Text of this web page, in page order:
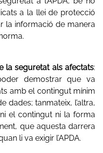
a la llei de protecció
la informació de manera
la seguretat als afectats:
demostrar que va
amb el contingut mínim
dades; tanmateix, l’altra,
el contingut ni la forma
que aquesta darrera
li va exigir l’APDA.